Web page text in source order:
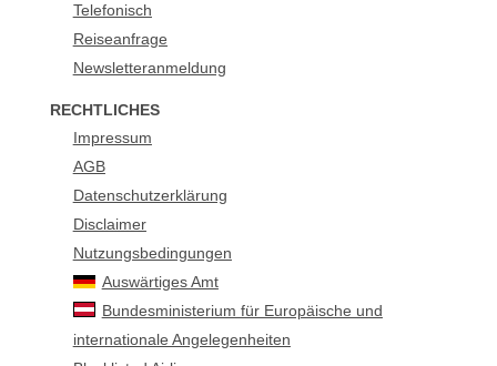
Telefonisch
Reiseanfrage
Newsletteranmeldung
RECHTLICHES
Impressum
AGB
Datenschutzerklärung
Disclaimer
Nutzungsbedingungen
Auswärtiges Amt
Bundesministerium für Europäische und
internationale Angelegenheiten